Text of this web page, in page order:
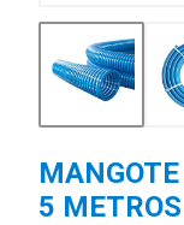
5 METROS